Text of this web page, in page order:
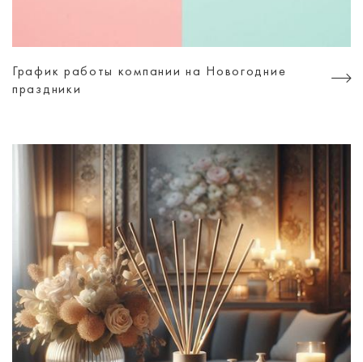
График работы компании на Новогодние
праздники